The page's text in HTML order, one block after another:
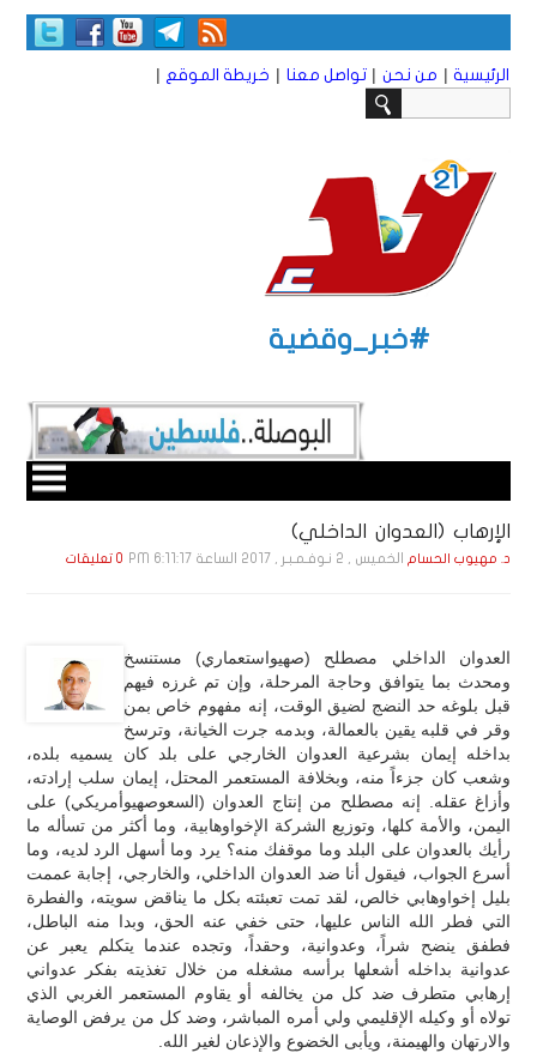
الرئيسية | من نحن | تواصل معنا | خريطة الموقع |
#خبر_وقضية
الإرهاب (العدوان الداخلي)
د. مهيوب الحسام الخميس , 2 نـوفـمـبـر , 2017 الساعة 6:11:17 PM 0 تعليقات
العدوان الداخلي مصطلح (صهيواستعماري) مستنسخ
ومحدث بما يتوافق وحاجة المرحلة، وإن تم غرزه فيهم
قبل بلوغه حد النضج لضيق الوقت، إنه مفهوم خاص بمن
وقر في قلبه يقين بالعمالة، وبدمه جرت الخيانة، وترسخ
بداخله إيمان بشرعية العدوان الخارجي على بلد كان يسميه بلده،
وشعب كان جزءاً منه، وبخلافة المستعمر المحتل، إيمان سلب إرادته،
وأزاغ عقله. إنه مصطلح من إنتاج العدوان (السعوصهيوأمريكي) على
اليمن، والأمة كلها، وتوزيع الشركة الإخواوهابية، وما أكثر من تسأله ما
رأيك بالعدوان على البلد وما موقفك منه؟ يرد وما أسهل الرد لديه، وما
أسرع الجواب، فيقول أنا ضد العدوان الداخلي، والخارجي، إجابة عممت
بليل إخواوهابي خالص، لقد تمت تعبئته بكل ما يناقض سويته، والفطرة
التي فطر الله الناس عليها، حتى خفي عنه الحق، وبدا منه الباطل،
فطفق ينضح شراً، وعدوانية، وحقداً، وتجده عندما يتكلم يعبر عن
عدوانية بداخله أشعلها برأسه مشغله من خلال تغذيته بفكر عدواني
إرهابي متطرف ضد كل من يخالفه أو يقاوم المستعمر الغربي الذي
تولاه أو وكيله الإقليمي ولي أمره المباشر، وضد كل من يرفض الوصاية
والارتهان والهيمنة، ويأبى الخضوع والإذعان لغير الله.